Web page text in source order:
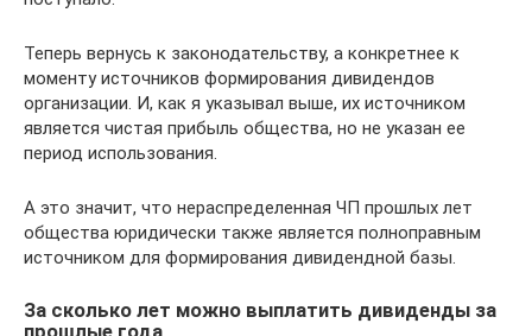
Теперь вернусь к законодательству, а конкретнее к
моменту источников формирования дивидендов
организации. И, как я указывал выше, их источником
является чистая прибыль общества, но не указан ее
период использования.
А это значит, что нераспределенная ЧП прошлых лет
общества юридически также является полноправным
источником для формирования дивидендной базы.
За сколько лет можно выплатить дивиденды за